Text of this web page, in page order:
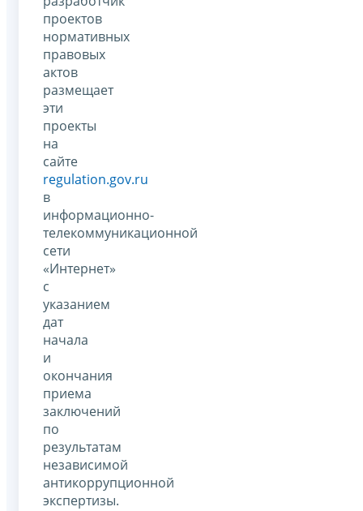
проектов
нормативных
правовых
актов
размещает
эти
проекты
на
сайте
regulation.gov.ru
в
информационно-
телекоммуникационной
сети
«Интернет»
с
указанием
дат
начала
и
окончания
приема
заключений
по
результатам
независимой
антикоррупционной
экспертизы.